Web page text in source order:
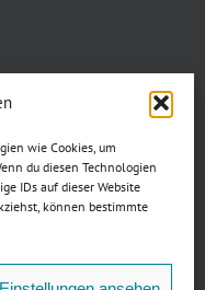
wie Cookies, um
du diesen Technologien
IDs auf dieser Website
können bestimmte